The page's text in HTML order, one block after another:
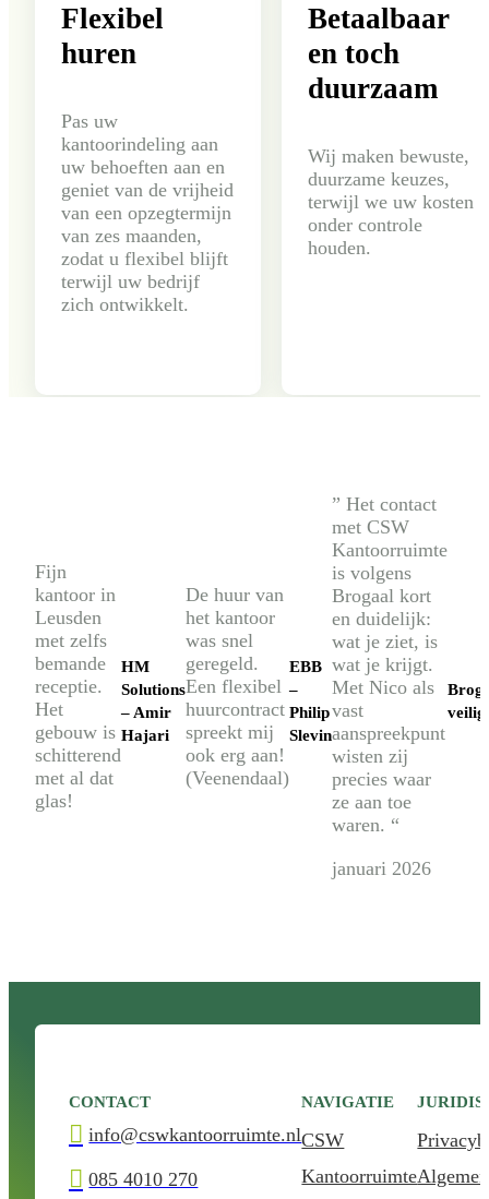
Flexibel
huren
Pas uw
kantoorindeling aan
uw behoeften aan en
geniet van de vrijheid
van een opzegtermijn
van zes maanden,
zodat u flexibel blijft
terwijl uw bedrijf
zich ontwikkelt.
Betaalbaar
en toch
duurzaam
Wij maken bewuste,
duurzame keuzes,
terwijl we uw kosten
onder controle
houden.
Fijn
kantoor in
Leusden
met zelfs
bemande
receptie.
Het
gebouw is
schitterend
met al dat
glas!
HM
Solutions
– Amir
Hajari
De huur van
het kantoor
was snel
geregeld.
Een flexibel
huurcontract
spreekt mij
ook erg aan!
(Veenendaal)
EBB
–
Philip
Slevin
” Het contact
met CSW
Kantoorruimte
is volgens
Brogaal kort
en duidelijk:
wat je ziet, is
wat je krijgt.
Met Nico als
vast
aanspreekpunt
wisten zij
precies waar
ze aan toe
waren. “
januari 2026
CONTACT
 info@cswkantoorruimte.nl
 085 4010 270
NAVIGATIE
CSW
Kantoorruimte